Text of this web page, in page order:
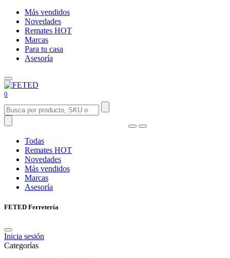
Más vendidos
Novedades
Remates HOT
Marcas
Para tu casa
Asesoría
0
Todas
Remates HOT
Novedades
Más vendidos
Marcas
Asesoría
FETED Ferretería
Inicia sesión
Categorías